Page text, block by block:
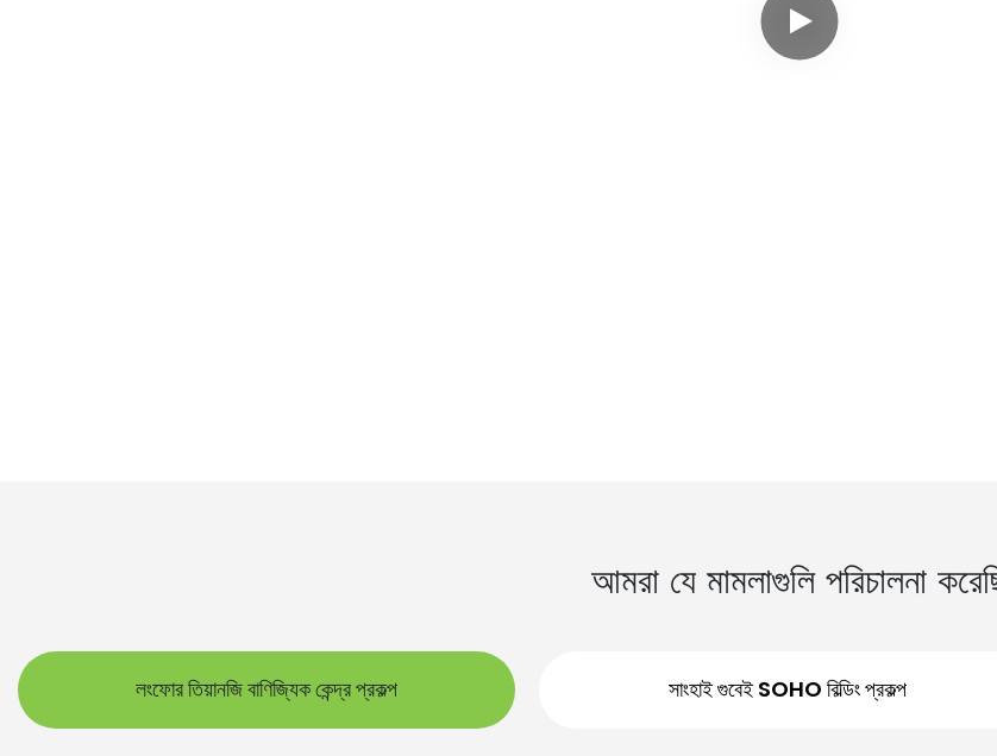
আমরা যে মামলাগুলি পরিচালনা
লংফোর তিয়ানজি বাণিজ্যিক কেন্দ্র প্রকল্প সাংহাই গুবেই SOHO বিল্ডিং প্রকল্প